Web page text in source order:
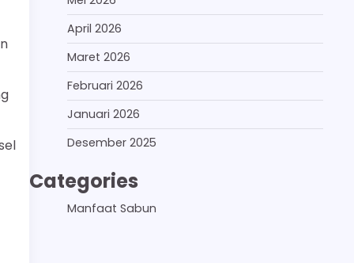
April 2026
Maret 2026
Februari 2026
Januari 2026
Desember 2025
Categories
Manfaat Sabun